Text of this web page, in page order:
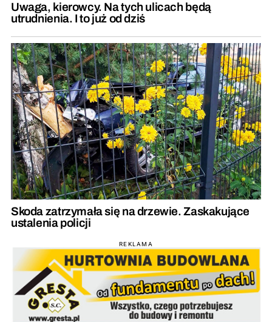
Uwaga, kierowcy. Na tych ulicach będą
utrudnienia. I to już od dziś
Skoda zatrzymała się na drzewie. Zaskakujące
ustalenia policji
REKLAMA